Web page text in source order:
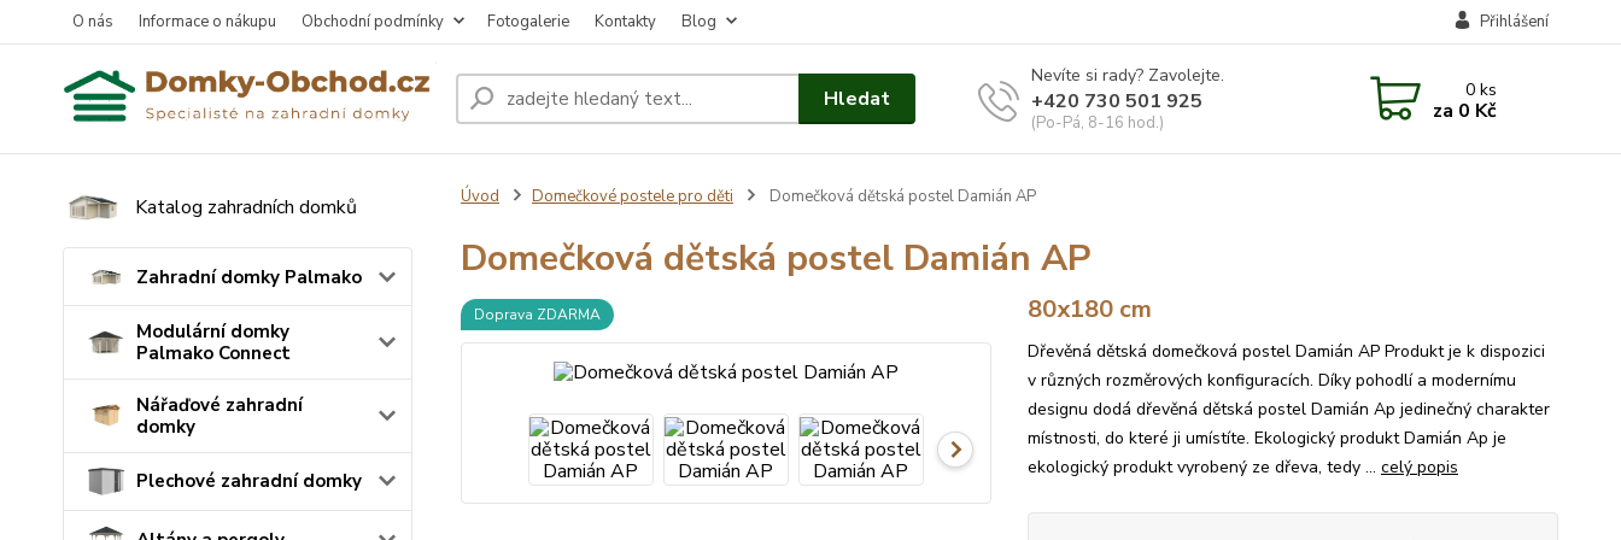
O nás Informace o nákupu Obchodní podmínky Fotogalerie Kontakty Blog Přihlášení
Hledat
Nevíte si rady? Zavolejte.
+420 730 501 925
(Po-Pá, 8-16 hod.)
0ks
za 0 Kč
Katalog zahradních domků
Zahradní domky Palmako
Modulární domky
Palmako Connect
Nářaďové zahradní
domky
Plechové zahradní domky
Úvod Domečkové postele pro děti Domečková dětská postel Damián AP
Domečková dětská postel Damián AP
Doprava ZDARMA 80x180 cm
Dřevěná dětská domečková postel Damián AP Produkt je k dispozici
v různých rozměrových konfiguracích. Díky pohodlí a modernímu
designu dodá dřevěná dětská postel Damián Ap jedinečný charakter
místnosti, do které ji umístíte. Ekologický produkt Damián Ap je
ekologický produkt vyrobený ze dřeva, tedy ... celý popis